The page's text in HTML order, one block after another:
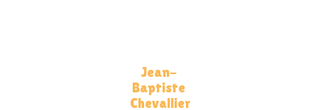
Jean-
Baptiste
Chevallier